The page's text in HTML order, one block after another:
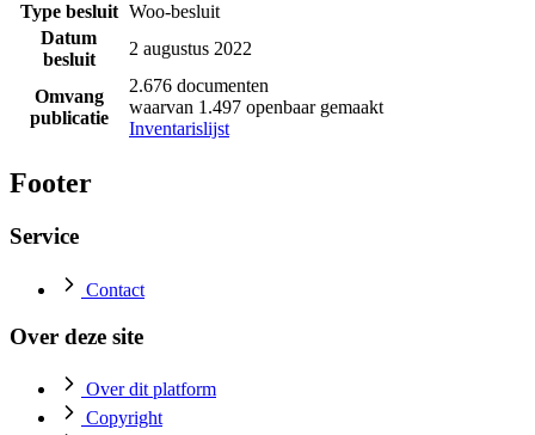
Type besluit Woo-besluit
Datum
besluit
2 augustus 2022
Omvang
publicatie
2.676 documenten
waarvan 1.497 openbaar gemaakt
Inventarislijst
Footer
Service
Contact
Over deze site
Over dit platform
Copyright